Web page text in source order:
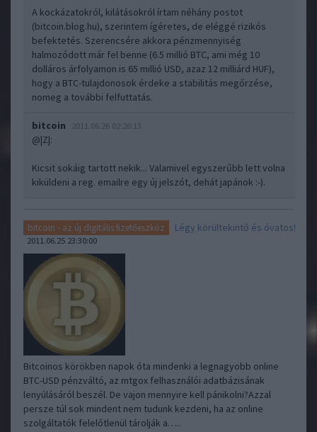
A kockázatokról, kilátásokról írtam néhány postot
(bitcoin.blog.hu), szerintem ígéretes, de eléggé rizikós
befektetés. Szerencsére akkora pénzmennyiség
halmozódott már fel benne (6.5 millió BTC, ami még 10
dolláros árfolyamon is 65 millió USD, azaz 12 milliárd HUF),
hogy a BTC-tulajdonosok érdeke a stabilitás megőrzése,
nomeg a további felfuttatás.
bitcoin 2011.06.26 02:26:13
@|Z|:
Kicsit sokáig tartott nekik... Valamivel egyszerűbb lett volna
kiküldeni a reg. emailre egy új jelszót, dehát japánok :-).
bitcoin - az új digitális fizetőeszköz Légy körültekintő és óvatos!
2011.06.25 23:30:00
Bitcoinos körökben napok óta mindenki a legnagyobb online
BTC-USD pénzváltó, az mtgox felhasználói adatbázisának
lenyúlásáról beszél. De vajon mennyire kell pánikolni?Azzal
persze túl sok mindent nem tudunk kezdeni, ha az online
szolgáltatók felelőtlenül tárolják a…..